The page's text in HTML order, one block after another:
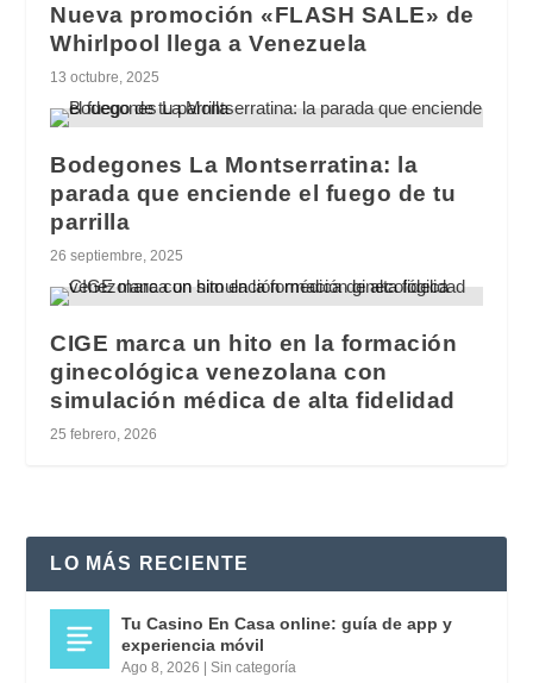
Nueva promoción «FLASH SALE» de
Whirlpool llega a Venezuela
13 octubre, 2025
Bodegones La Montserratina: la
parada que enciende el fuego de tu
parrilla
26 septiembre, 2025
CIGE marca un hito en la formación
ginecológica venezolana con
simulación médica de alta fidelidad
25 febrero, 2026
LO MÁS RECIENTE
Tu Casino En Casa online: guía de app y
experiencia móvil
Ago 8, 2026 |Sin categoría